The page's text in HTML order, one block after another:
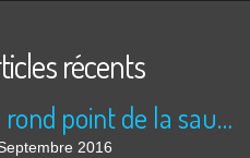
récents
Le rond point de la saucisse
2016